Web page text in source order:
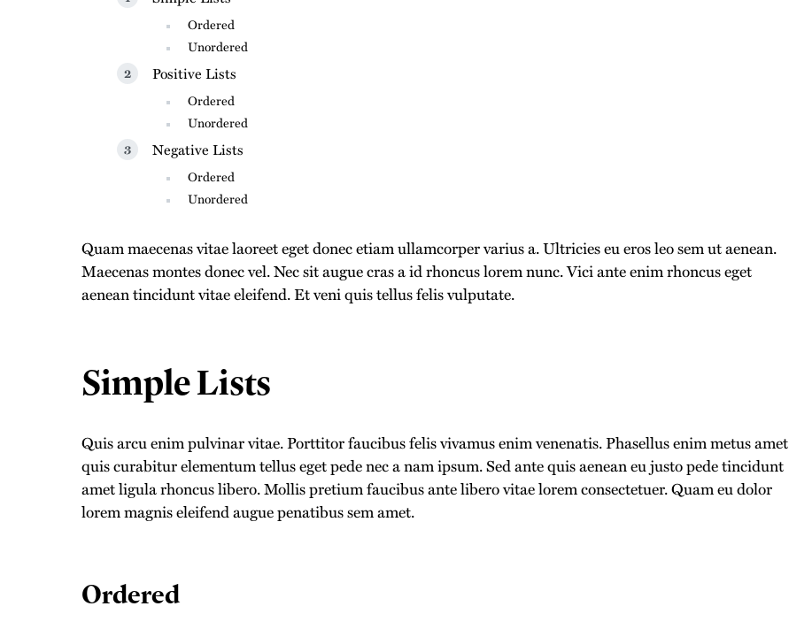
Ordered
Unordered
Positive Lists
Ordered
Unordered
Negative Lists
Ordered
Unordered
Quam maecenas vitae laoreet eget donec etiam ullamcorper varius a. Ultricies eu eros leo sem ut aenean.
Maecenas montes donec vel. Nec sit augue cras a id rhoncus lorem nunc. Vici ante enim rhoncus eget
aenean tincidunt vitae eleifend. Et veni quis tellus felis vulputate.
Simple Lists
Quis arcu enim pulvinar vitae. Porttitor faucibus felis vivamus enim venenatis. Phasellus enim metus amet
quis curabitur elementum tellus eget pede nec a nam ipsum. Sed ante quis aenean eu justo pede tincidunt
amet ligula rhoncus libero. Mollis pretium faucibus ante libero vitae lorem consectetuer. Quam eu dolor
lorem magnis eleifend augue penatibus sem amet.
Ordered